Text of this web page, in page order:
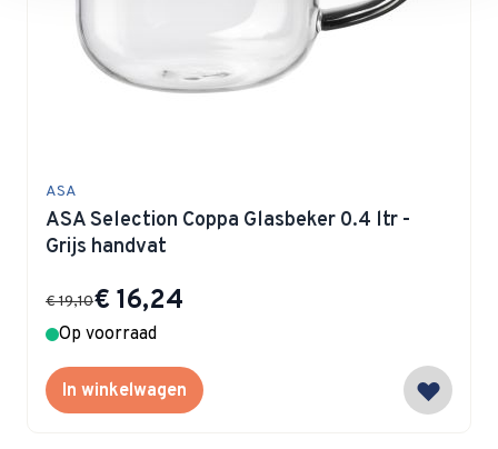
ASA
ASA Selection Coppa Glasbeker 0.4 ltr -
Grijs handvat
Special Price
€ 16,24
€ 19,10
Op voorraad
In winkelwagen